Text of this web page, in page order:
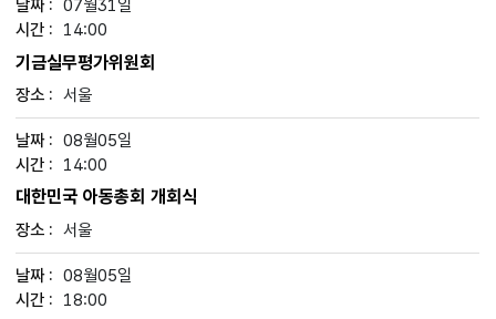
07월31일
14:00
기금실무평가위원회
서울
08월05일
14:00
대한민국 아동총회 개회식
서울
08월05일
18:00